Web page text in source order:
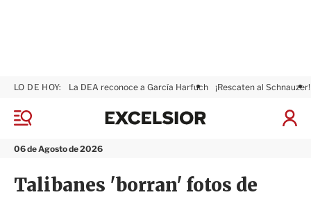
M
n
06 de Agosto de 2026
LO DE HOY: La DEA reconoce a García Harfuch ¡Rescaten al Schnauzer!
I
x
s
i
Talibanes 'borran' fotos de